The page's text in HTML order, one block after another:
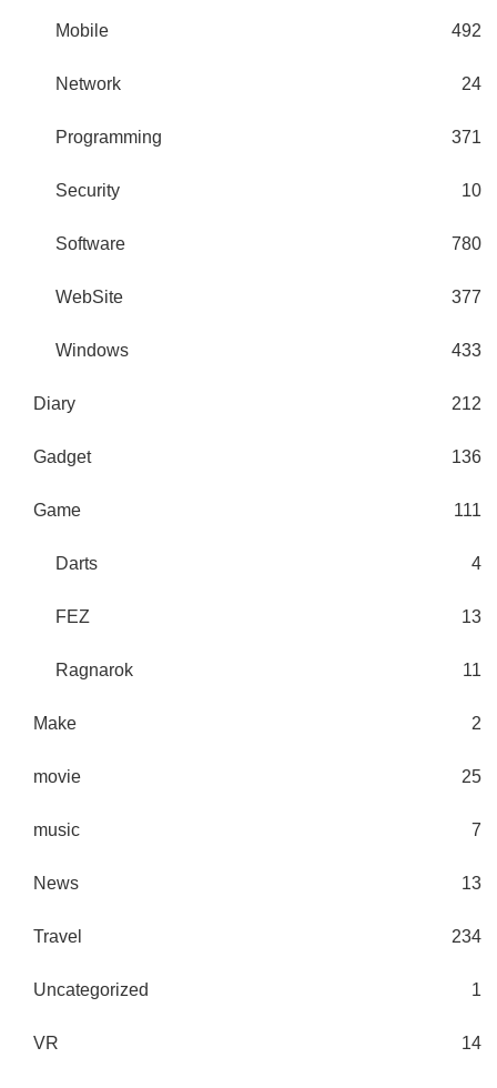
Mobile 492
Network 24
Programming 371
Security 10
Software 780
WebSite 377
Windows 433
Diary 212
Gadget 136
Game 111
Darts 4
FEZ 13
Ragnarok 11
Make 2
movie 25
music 7
News 13
Travel 234
Uncategorized 1
VR 14